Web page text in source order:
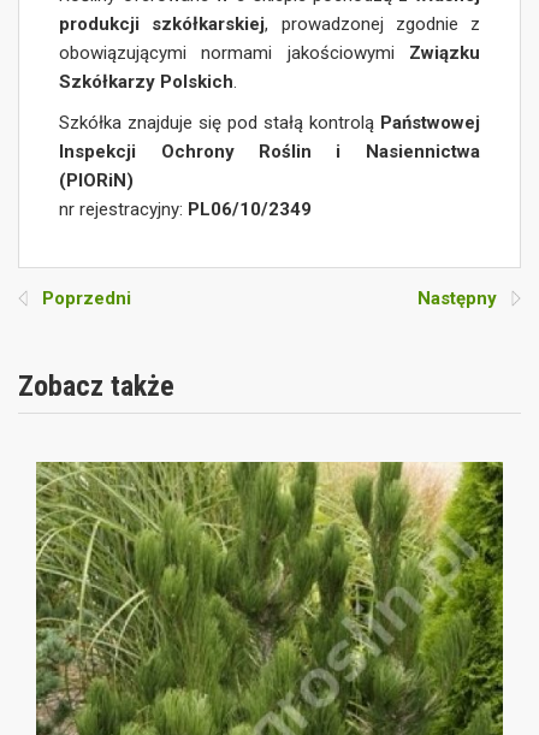
produkcji szkółkarskiej, prowadzonej zgodnie z
obowiązującymi normami jakościowymi Związku
Szkółkarzy Polskich.
Szkółka znajduje się pod stałą kontrolą Państwowej
Inspekcji Ochrony Roślin i Nasiennictwa
(PIORiN)
nr rejestracyjny: PL06/10/2349
Poprzedni Następny
Zobacz także